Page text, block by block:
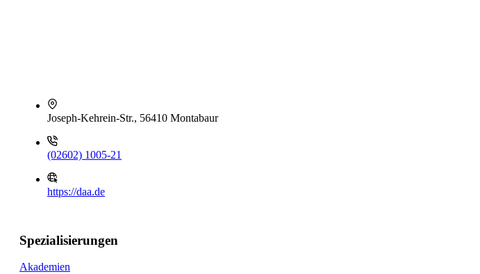
Joseph-Kehrein-Str., 56410 Montabaur
(02602) 1005-21
https://daa.de
Spezialisierungen
Akademien